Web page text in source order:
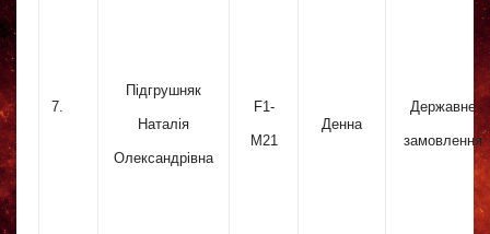
7.
Підгрушняк
Наталія
Олександрівна
F1-
M21
Денна
Державне
замовлення